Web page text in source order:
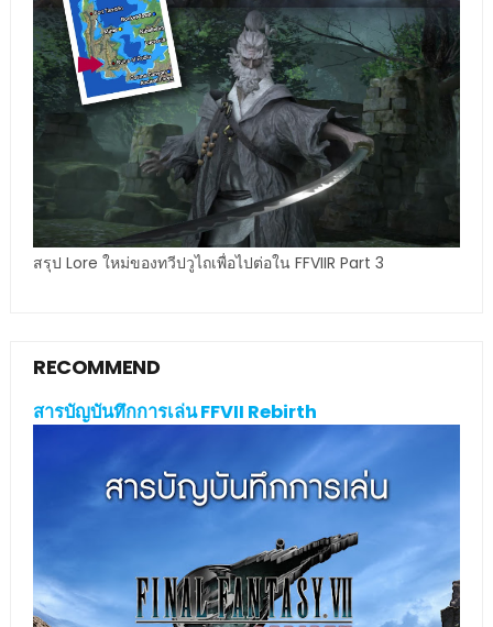
สรุป Lore ใหม่ของทวีปวูไถเพื่อไปต่อใน FFVIIR Part 3
RECOMMEND
สารบัญบันทึกการเล่น FFVII Rebirth